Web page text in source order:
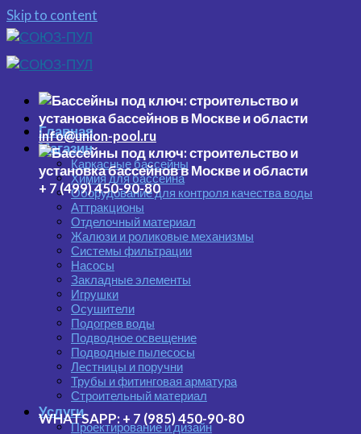
Skip to content
Главная
Магазин
Каркасные бассейны
Химия для бассейна
Оборудование для контроля качества воды
Аттракционы
Отделочный материал
Жалюзи и роликовые механизмы
Системы фильтрации
Насосы
Закладные элементы
Игрушки
Осушители
Подогрев воды
Подводное освещение
Подводные пылесосы
Лестницы и поручни
Трубы и фитинговая арматура
Строительный материал
Услуги
Проектирование и дизайн
info@union-pool.ru
+ 7 (499) 450-90-80
WHATSAPP: + 7 (985) 450-90-80